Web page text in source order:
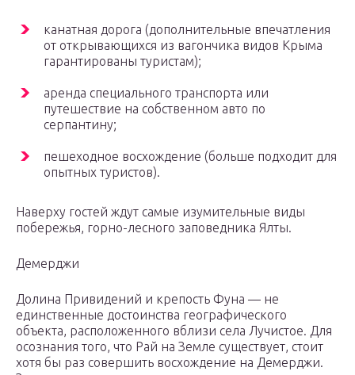
канатная дорога (дополнительные впечатления
от открывающихся из вагончика видов Крыма
гарантированы туристам);
аренда специального транспорта или
путешествие на собственном авто по
серпантину;
пешеходное восхождение (больше подходит для
опытных туристов).
Наверху гостей ждут самые изумительные виды
побережья, горно-лесного заповедника Ялты.
Демерджи
Долина Привидений и крепость Фуна — не
единственные достоинства географического
объекта, расположенного вблизи села Лучистое. Для
осознания того, что Рай на Земле существует, стоит
хотя бы раз совершить восхождение на Демерджи.